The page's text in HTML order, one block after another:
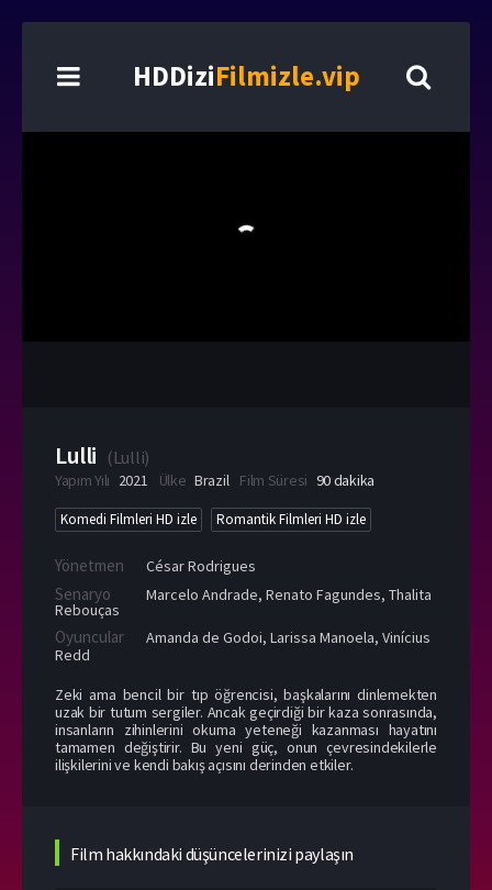
HDDiziFilmizle.vip
Lulli (Lulli)
Yapım Yılı 2021 Ülke Brazil Film Süresi 90 dakika
Komedi Filmleri HD izle Romantik Filmleri HD izle
Yönetmen César Rodrigues
Senaryo Marcelo Andrade, Renato Fagundes, Thalita
Rebouças
Oyuncular Amanda de Godoi, Larissa Manoela, Vinícius
Redd
Zeki ama bencil bir tıp öğrencisi, başkalarını dinlemekten
uzak bir tutum sergiler. Ancak geçirdiği bir kaza sonrasında,
insanların zihinlerini okuma yeteneği kazanması hayatını
tamamen değiştirir. Bu yeni güç, onun çevresindekilerle
ilişkilerini ve kendi bakış açısını derinden etkiler.
Film hakkındaki düşüncelerinizi paylaşın